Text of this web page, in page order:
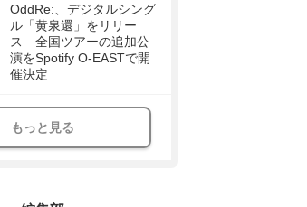
OddRe:、デジタルシング
ル「黄泉還」をリリー
ス 全国ツアーの追加公
演をSpotify O-EASTで開
催決定
もっと見る